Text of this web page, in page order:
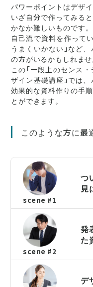
パワーポイントはデザ
いざ自分で作ってみる
かなか難しいものです
自己流で資料を作って
うまくいかない」など
の方がいるかもしれませ
この「一段上のセンス
ザイン基礎講座」では
効果的な資料作りの手
とができます。
このような方に最
scene #1
つ
見
scene #2
発
た
デ